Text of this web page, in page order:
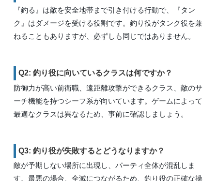
『釣る』は敵を安全地帯まで引き付ける行動で、『タン
ク』はダメージを受ける役割です。釣り役がタンク役を兼
ねることもありますが、必ずしも同じではありません。
Q2: 釣り役に向いているクラスは何ですか？
防御力が高い前衛職、遠距離攻撃ができるクラス、敵のサ
ーチ機能を持つシーフ系が向いています。ゲームによって
最適なクラスは異なるため、事前に確認しましょう。
Q3: 釣り役が失敗するとどうなりますか？
敵が予期しない場所に出現し、パーティ全体が混乱しま
す。最悪の場合、全滅につながるため、釣り役の正確な操